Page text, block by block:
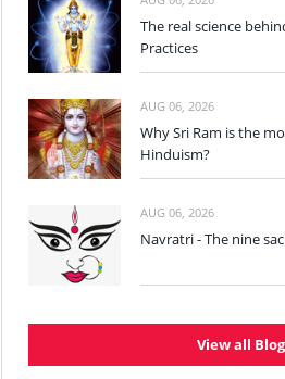
The real science
Practices
AUG 06, 2026
Why Sri Ram is the
Hinduism?
AUG 06, 2026
Navratri - The nine
View all